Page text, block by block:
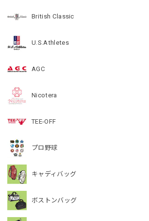
British Classic
U.S.Athletes
AGC
Nicotera
TEE-OFF
プロ野球
キャディバッグ
ボストンバッグ